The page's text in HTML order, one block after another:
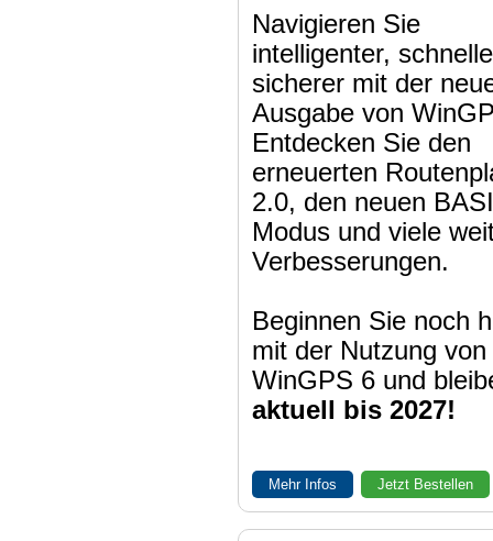
Navigieren Sie
intelligenter,
sicherer mit der
Ausgabe von
Entdecken Sie den
erneuerten
2.0, den neuen
Modus und viele
Verbesserungen.
Beginnen Sie noch
mit der Nutzung von
WinGPS 6 und
aktuell bis 2027!
Mehr Infos Jetzt Bestellen